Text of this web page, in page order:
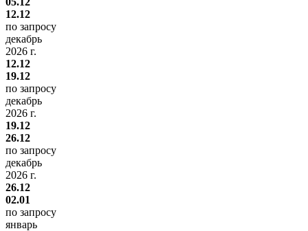
12.12
по запросу
декабрь
2026 г.
12.12
19.12
по запросу
декабрь
2026 г.
19.12
26.12
по запросу
декабрь
2026 г.
26.12
02.01
по запросу
январь